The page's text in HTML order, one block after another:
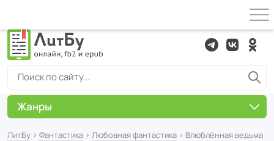
ЛитБу › Фантастика › Любовная фантастика › Влюблённая ведьма
Жанры